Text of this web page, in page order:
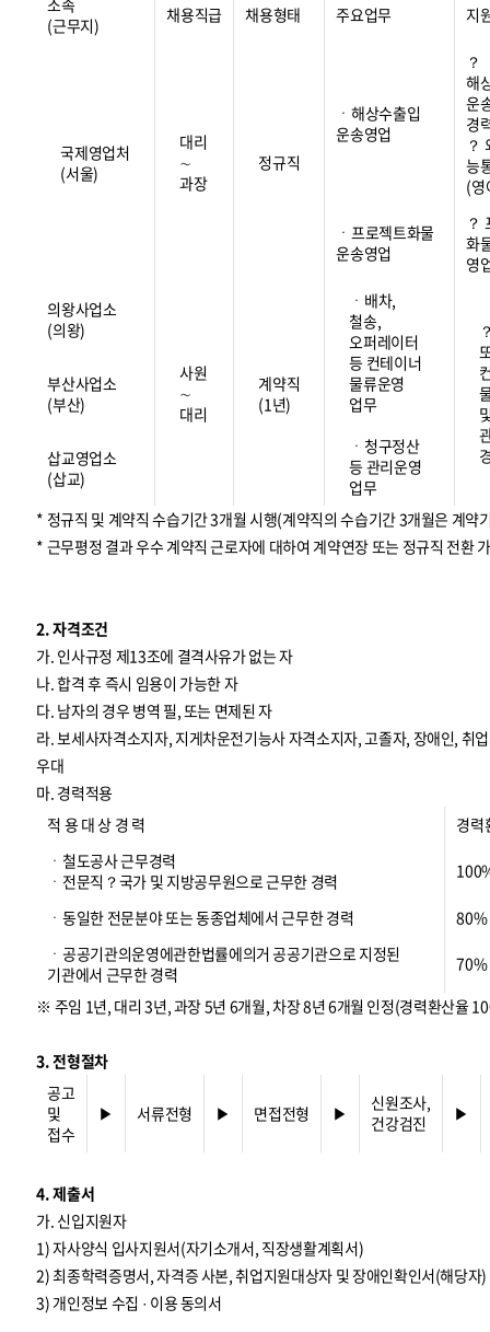
소속
(근무지)
채용직급 채용형태 주요업무 지
국제영업처
(서울)
대리
∼
과장
정규직
ㆍ해상수출입
운송영업
？
해
운
경
？
능
(영
ㆍ프로젝트화물
운송영업
？
화
영
의왕사업소
(의왕)
사원
∼
대리
계약직
(1년)
ㆍ배차,
철송,
오퍼레이터
등 컨테이너
물류운영
업무
ㆍ청구정산
등 관리운영
업무
부산사업소
(부산)
삽교영업소
(삽교)
* 정규직 및 계약직 수습기간 3개월 시행(계약직의 수습기간 3개월은 계약
* 근무평정 결과 우수 계약직 근로자에 대하여 계약연장 또는 정규직 전환
2. 자격조건
가. 인사규정 제13조에 결격사유가 없는 자
나. 합격 후 즉시 임용이 가능한 자
다. 남자의 경우 병역 필, 또는 면제된 자
라. 보세사자격소지자, 지게차운전기능사 자격소지자, 고졸자, 장애인, 취
우대
마. 경력적용
적 용 대 상 경 력
경력
ㆍ철도공사 근무경력
ㆍ전문직？국가 및 지방공무원으로 근무한 경력
ㆍ동일한 전문분야 또는 동종업체에서 근무한 경력
80%
ㆍ공공기관의운영에관한법률에의거 공공기관으로 지정된
기관에서 근무한 경력
70%
※ 주임 1년, 대리 3년, 과장 5년 6개월, 차장 8년 6개월 인정(경력환산율
3. 전형절차
공고
및
접수
▶ 서류전형 ▶ 면접전형 ▶
신원조사,
건강검진
▶
4. 제출서
가. 신입지원자
1) 자사양식 입사지원서(자기소개서, 직장생활계획서)
2) 최종학력증명서, 자격증 사본, 취업지원대상자 및 장애인확인서(해당자)
3) 개인정보 수집 · 이용 동의서